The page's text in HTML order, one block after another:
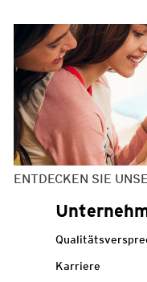
ENTDECKEN SIE
Karriere